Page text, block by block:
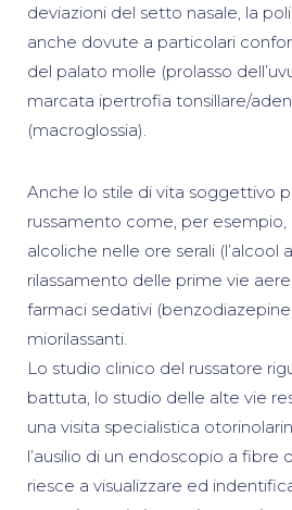
deviazioni del setto nasale, la
anche dovute a particolari
del palato molle (prolasso
marcata ipertrofia tonsillare/
(macroglossia).
Anche lo stile di vita soggettivo
russamento come, per esempio,
alcoliche nelle ore serali (l’alcool
rilassamento delle prime vie
farmaci sedativi
miorilassanti.
Lo studio clinico del russatore
battuta, lo studio delle alte vie
una visita specialistica
l’ausilio di un endoscopio a fibre
riesce a visualizzare ed